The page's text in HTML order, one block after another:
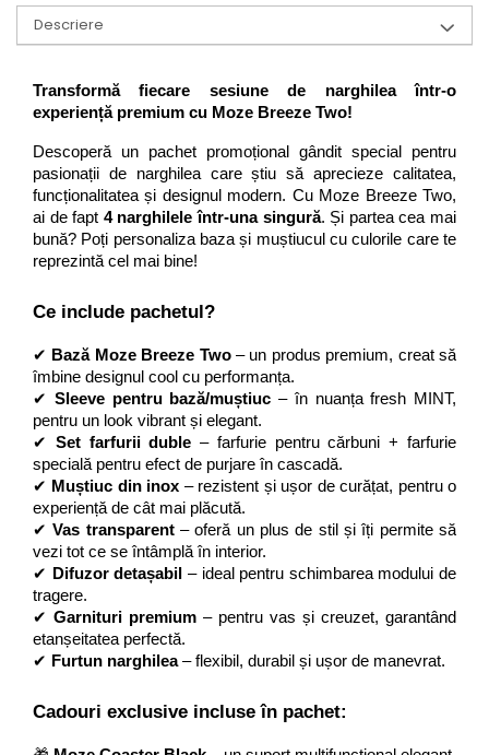
Descriere
Transformă fiecare sesiune de narghilea într-o
experiență premium cu Moze Breeze Two!
Descoperă un pachet promoțional gândit special pentru
pasionații de narghilea care știu să aprecieze calitatea,
funcționalitatea și designul modern. Cu Moze Breeze Two,
ai de fapt 4 narghilele într-una singură. Și partea cea mai
bună? Poți personaliza baza și muștiucul cu culorile care te
reprezintă cel mai bine!
Ce include pachetul?
✔ Bază Moze Breeze Two – un produs premium, creat să
îmbine designul cool cu performanța.
✔ Sleeve pentru bază/muștiuc – în nuanța fresh MINT,
pentru un look vibrant și elegant.
✔ Set farfurii duble – farfurie pentru cărbuni + farfurie
specială pentru efect de purjare în cascadă.
✔ Muștiuc din inox – rezistent și ușor de curățat, pentru o
experiență de cât mai plăcută.
✔ Vas transparent – oferă un plus de stil și îți permite să
vezi tot ce se întâmplă în interior.
✔
Difuzor detașabil – ideal pentru schimbarea modului de
tragere.
✔ Garnituri premium – pentru vas și creuzet, garantând
etanșeitatea perfectă.
✔ Furtun narghilea – flexibil, durabil și ușor de manevrat.
Cadouri exclusive incluse în pachet: